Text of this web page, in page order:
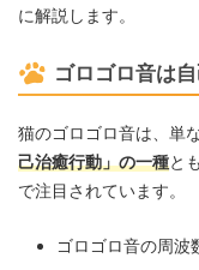
に解説します。
ゴロゴロ音は
猫のゴロゴロ音は、単
己治癒行動」の一種と
で注目されています。
ゴロゴロ音の周